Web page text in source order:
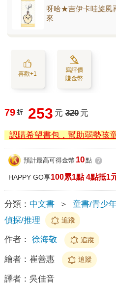
呀哈★吉伊卡哇旋風
來
喜歡+1
寫評價
賺金幣
79 折 253 元 320 元
認購希望書包，幫助弱勢孩
預計最高可得金幣 10點 ?
HAPPY GO享100累1點 4點抵1
分類： 中文書 ＞ 童書/青少
偵探/推理
追蹤
作者： 徐海敬 追蹤
繪者： 崔善惠 追蹤
譯者： 吳佳音